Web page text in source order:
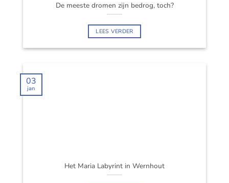
De meeste dromen zijn bedrog, toch?
LEES VERDER
Het Maria Labyrint in Wernhout
03
jan